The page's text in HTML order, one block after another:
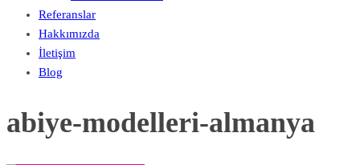
Referanslar
Hakkımızda
İletişim
Blog
abiye-modelleri-almanya